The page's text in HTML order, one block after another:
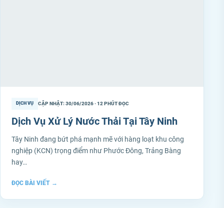
DỊCH VỤ CẬP NHẬT: 30/06/2026 · 12 PHÚT ĐỌC
Dịch Vụ Xử Lý Nước Thải Tại Tây Ninh
Tây Ninh đang bứt phá mạnh mẽ với hàng loạt khu công
nghiệp (KCN) trọng điểm như Phước Đông, Trảng Bàng
hay…
ĐỌC BÀI VIẾT →